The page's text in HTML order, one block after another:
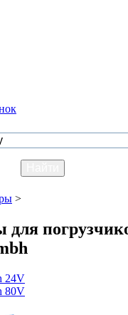
>
для
24V
80V